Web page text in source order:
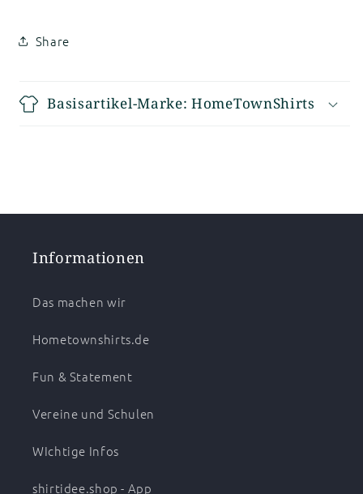
Share
Basisartikel-Marke: HomeTownShirts
Informationen
Das machen wir
Hometownshirts.de
Fun & Statement
Vereine und Schulen
WIchtige Infos
shirtidee.shop - App